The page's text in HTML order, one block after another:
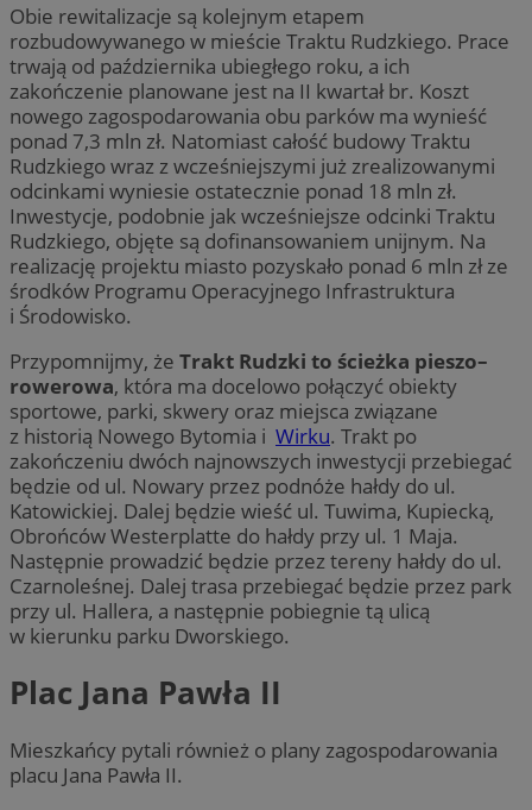
Obie rewitalizacje są kolejnym etapem
rozbudowywanego w mieście Traktu Rudzkiego. Prace
trwają od października ubiegłego roku, a ich
zakończenie planowane jest na II kwartał br. Koszt
nowego zagospodarowania obu parków ma wynieść
ponad 7,3 mln zł. Natomiast całość budowy Traktu
Rudzkiego wraz z wcześniejszymi już zrealizowanymi
odcinkami wyniesie ostatecznie ponad 18 mln zł.
Inwestycje, podobnie jak wcześniejsze odcinki Traktu
Rudzkiego, objęte są dofinansowaniem unijnym. Na
realizację projektu miasto pozyskało ponad 6 mln zł ze
środków Programu Operacyjnego Infrastruktura
i Środowisko.
Przypomnijmy, że Trakt Rudzki to ścieżka pieszo–
rowerowa, która ma docelowo połączyć obiekty
sportowe, parki, skwery oraz miejsca związane
z historią Nowego Bytomia i Wirku. Trakt po
zakończeniu dwóch najnowszych inwestycji przebiegać
będzie od ul. Nowary przez podnóże hałdy do ul.
Katowickiej. Dalej będzie wieść ul. Tuwima, Kupiecką,
Obrońców Westerplatte do hałdy przy ul. 1 Maja.
Następnie prowadzić będzie przez tereny hałdy do ul.
Czarnoleśnej. Dalej trasa przebiegać będzie przez park
przy ul. Hallera, a następnie pobiegnie tą ulicą
w kierunku parku Dworskiego.
Plac Jana Pawła II
Mieszkańcy pytali również o plany zagospodarowania
placu Jana Pawła II.